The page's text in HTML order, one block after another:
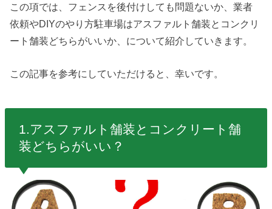
この項では、フェンスを後付けしても問題ないか、業者
依頼やDIYのやり方駐車場はアスファルト舗装とコンクリ
ート舗装どちらがいいか、について紹介していきます。
この記事を参考にしていただけると、幸いです。
1.アスファルト舗装とコンクリート舗
装どちらがいい？